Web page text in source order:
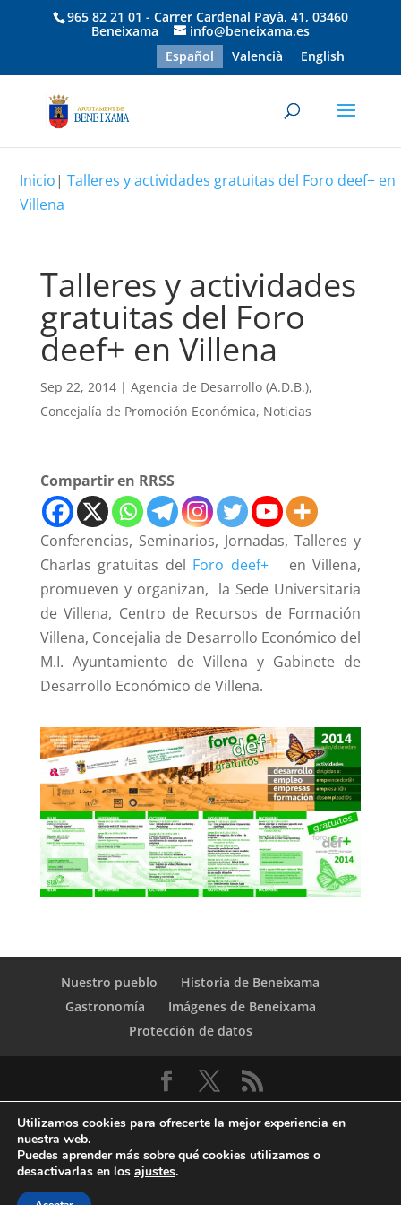
965 82 21 01 - Carrer Cardenal Payà, 41, 03460
Beneixama
info@beneixama.es
Español
Valencià English
Inicio|Talleres y actividades gratuitas del Foro deef+ en
Villena
Talleres y actividades
gratuitas del Foro
deef+ en Villena
Sep 22, 2014| Agencia de Desarrollo (A.D.B.),
Concejalía de Promoción Económica, Noticias
Compartir en RRSS
Conferencias, Seminarios, Jornadas, Talleres y
Charlas gratuitas del Foro deef+ en Villena,
promueven y organizan, la Sede Universitaria
de Villena, Centro de Recursos de Formación
Villena, Concejalia de Desarrollo Económico del
M.I. Ayuntamiento de Villena y Gabinete de
Desarrollo Económico de Villena.
Nuestro pueblo
Historia de Beneixama
Gastronomía
Imágenes de Beneixama
Protección de datos
© Copyright Servicio de Informática y
Utilizamos cookies para ofrecerte la mejor experiencia en
nuestra web.
Puedes aprender más sobre qué cookies utilizamos o
desactivarlas en los ajustes.